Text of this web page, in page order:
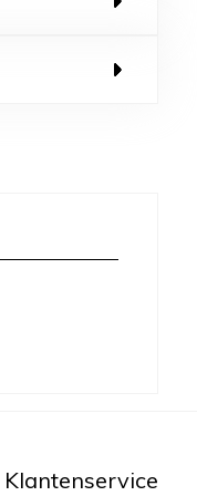
Klantenservice